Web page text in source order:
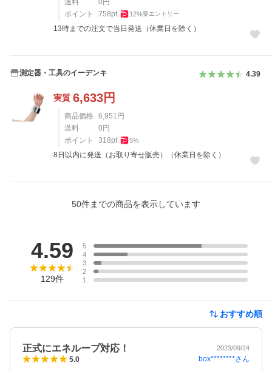
送料 0 円
ポイント
758pt 12%要エントリー
13時までの注文で当日発送（休業日を除く）
測定器・工具のイーデンキ 4.39
実質 6,633円
商品価格 6,951 円
送料
0 円
ポイント
318pt 5%
8日以内に発送（お取り寄せ販売）（休業日を除く）
50件までの商品を表示しています
4.59
129件
5
4
3
2
1
おすすめ順
正式にエネループ対応！ 2023/09/24
5.0 box********さん